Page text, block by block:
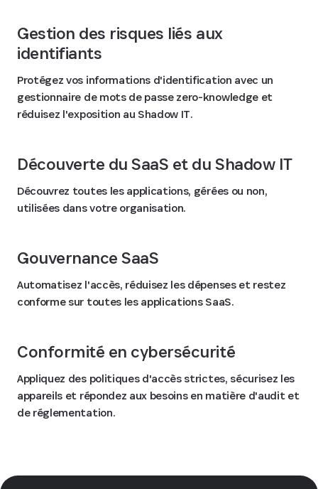
Gestion des risques liés aux
identifiants
Protégez vos informations d'identification avec un
gestionnaire de mots de passe zero-knowledge et
réduisez l'exposition au Shadow IT.
Découverte du SaaS et du Shadow IT
Découvrez toutes les applications, gérées ou non,
utilisées dans votre organisation.
Gouvernance SaaS
Automatisez l'accès, réduisez les dépenses et restez
conforme sur toutes les applications SaaS.
Conformité en cybersécurité
Appliquez des politiques d'accès strictes, sécurisez les
appareils et répondez aux besoins en matière d'audit et
de réglementation.